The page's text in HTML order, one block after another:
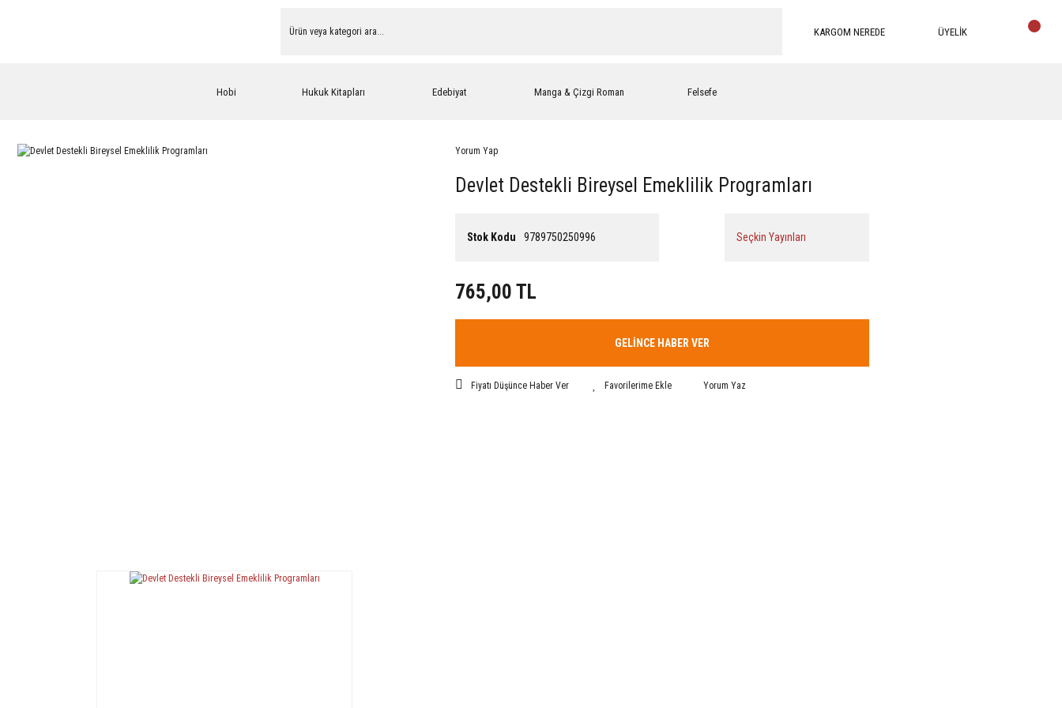
KARGOM NEREDE ÜYELİK
Hobi Hukuk Kitapları Edebiyat Manga & Çizgi Roman Felsefe
Yorum Yap
Devlet Destekli Bireysel Emeklilik Programları
Stok Kodu 9789750250996 Seçkin Yayınları
765,00 TL
GELİNCE HABER VER
Fiyatı Düşünce Haber Ver Yorum Yaz